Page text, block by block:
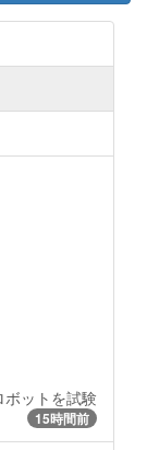
ットを試験
15時間前